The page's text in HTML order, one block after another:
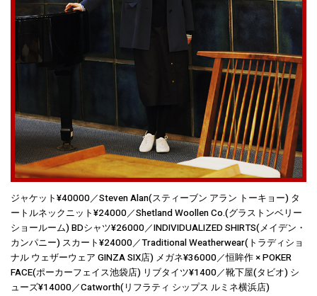
ジャケット¥40000／Steven Alan(スティーブン アラン トーキョー) タ
ートルネックニット¥24000／Shetland Woollen Co.(グラストンベリー
ショールーム) BDシャツ¥26000／INDIVIDUALIZED SHIRTS(メイデン・
カンパニー) スカート¥24000／Traditional Weatherwear(トラディショ
ナル ウェザーウェア GINZA SIX店) メガネ¥36000／恒眸作 × POKER
FACE(ポーカーフェイス池袋店) リブタイツ¥1400／靴下屋(タビオ) シ
ューズ¥14000／Catworth(リフラティ シップス ルミネ横浜店)